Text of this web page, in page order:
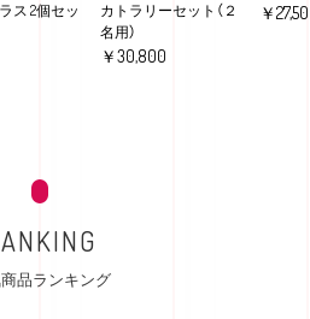
ス 2個セッ
カトラリーセット（２
名用）
￥30,800
￥
商品ランキング